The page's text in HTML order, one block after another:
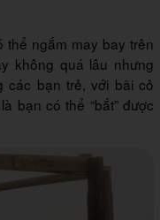
thể ngắm may bay trên
không quá lâu nhưng
các bạn trẻ, với bãi cỏ
bạn có thể “bắt” được